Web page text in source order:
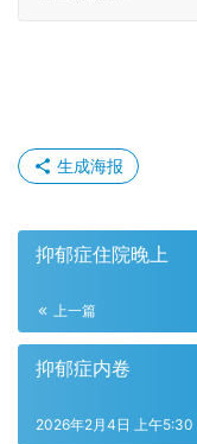
生成海报
抑郁症住院晚上
上一篇
抑郁症内卷
2026年2月4日 上午5:30